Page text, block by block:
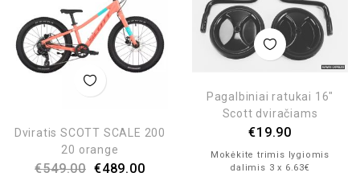
Dviratis SCOTT SCALE 200
20 orange
€549.00 €489.00
Pagalbiniai ratukai 16″
Scott dviračiams
€19.90
Mokėkite trimis lygiomis
dalimis 3 x 6.63€